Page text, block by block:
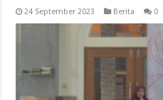
24 September 2023 Berita 0